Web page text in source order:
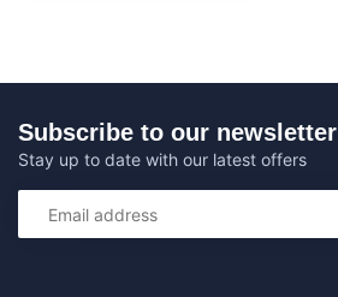
Subscribe to our newsletter
Stay up to date with our latest offers